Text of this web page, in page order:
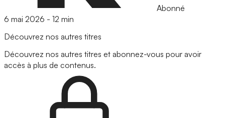
Abonné
6 mai 2026 - 12 min
Découvrez nos autres titres
Découvrez nos autres titres et abonnez-vous pour avoir
accès à plus de contenus.